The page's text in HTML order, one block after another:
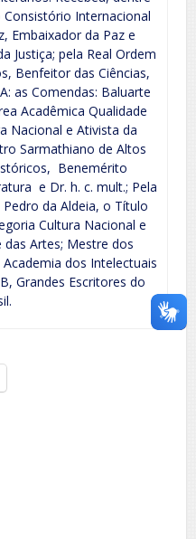
Internacional
Embaixador da Paz e
Justiça; pela Real Ordem
Benfeitor das Ciências,
as Comendas: Baluarte
Acadêmica Qualidade
Nacional e Ativista da
Sarmathiano de Altos
Benemérito
e Dr. h. c. mult.; Pela
da Aldeia, o Título
Cultura Nacional e
Artes; Mestre dos
dos Intelectuais
Grandes Escritores do